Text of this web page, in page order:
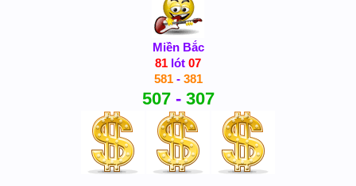
Miền Bắc
81 lót 07
581- 381
507 -307